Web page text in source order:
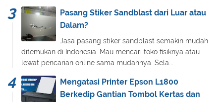
Pasang Stiker Sandblast dari Luar atau
Dalam?
Jasa pasang stiker sandblast semakin mudah
ditemukan di Indonesia. Mau mencari toko fisiknya atau
lewat pencarian online sama mudahnya. Sela...
Mengatasi Printer Epson L1800
Berkedip Gantian Tombol Kertas dan